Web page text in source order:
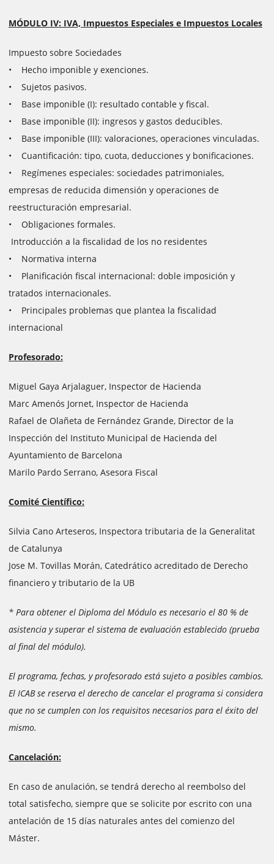
MÓDULO IV: IVA, Impuestos Especiales e Impuestos Locales
Impuesto sobre Sociedades
• Hecho imponible y exenciones.
• Sujetos pasivos.
• Base imponible (I): resultado contable y fiscal.
• Base imponible (II): ingresos y gastos deducibles.
• Base imponible (III): valoraciones, operaciones vinculadas.
• Cuantificación: tipo, cuota, deducciones y bonificaciones.
• Regímenes especiales: sociedades patrimoniales,
empresas de reducida dimensión y operaciones de
reestructuración empresarial.
• Obligaciones formales.
Introducción a la fiscalidad de los no residentes
• Normativa interna
• Planificación fiscal internacional: doble imposición y
tratados internacionales.
• Principales problemas que plantea la fiscalidad
internacional
Profesorado:
Miguel Gaya Arjalaguer, Inspector de Hacienda
Marc Amenós Jornet, Inspector de Hacienda
Rafael de Olañeta de Fernández Grande, Director de la
Inspección del Instituto Municipal de Hacienda del
Ayuntamiento de Barcelona
Marilo Pardo Serrano, Asesora Fiscal
Comité Científico:
Silvia Cano Arteseros, Inspectora tributaria de la Generalitat
de Catalunya
Jose M. Tovillas Morán, Catedrático acreditado de Derecho
financiero y tributario de la UB
* Para obtener el Diploma del Módulo es necesario el 80 % de
asistencia y superar el sistema de evaluación establecido (prueba
al final del módulo).
El programa, fechas, y profesorado está sujeto a posibles cambios.
El ICAB se reserva el derecho de cancelar el programa si considera
que no se cumplen con los requisitos necesarios para el éxito del
mismo.
Cancelación:
En caso de anulación, se tendrá derecho al reembolso del
total satisfecho, siempre que se solicite por escrito con una
antelación de 15 días naturales antes del comienzo del
Máster.